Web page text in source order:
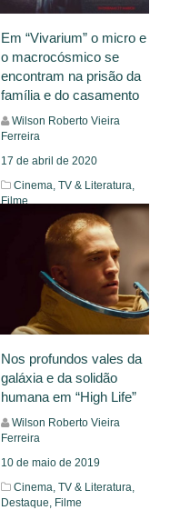
Em “Vivarium” o micro e
o macrocósmico se
encontram na prisão da
família e do casamento
Wilson Roberto Vieira
Ferreira
17 de abril de 2020
Cinema, TV & Literatura,
Filme
Leia Mais
Nos profundos vales da
galáxia e da solidão
humana em “High Life”
Wilson Roberto Vieira
Ferreira
10 de maio de 2019
Cinema, TV & Literatura,
Destaque, Filme